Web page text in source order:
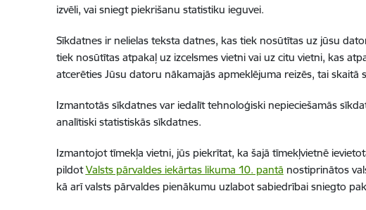
izvēli, vai sniegt piekrišanu statistiku ieguvei.
Sīkdatnes ir nelielas teksta datnes, kas tiek nosūtītas uz jūsu
tiek nosūtītas atpakaļ uz izcelsmes vietni vai uz citu vietni, kas
atcerēties Jūsu datoru nākamajās apmeklējuma reizēs, tai
Izmantotās sīkdatnes var iedalīt tehnoloģiski nepieciešamās
analītiski statistiskās sīkdatnes.
Izmantojot tīmekļa vietni, jūs piekrītat, ka šajā tīmekļvietnē
pildotValsts pārvaldes iekārtas likuma 10. pantā nostiprinātos
kā arī valsts pārvaldes pienākumu uzlabot sabiedrībai sniegto